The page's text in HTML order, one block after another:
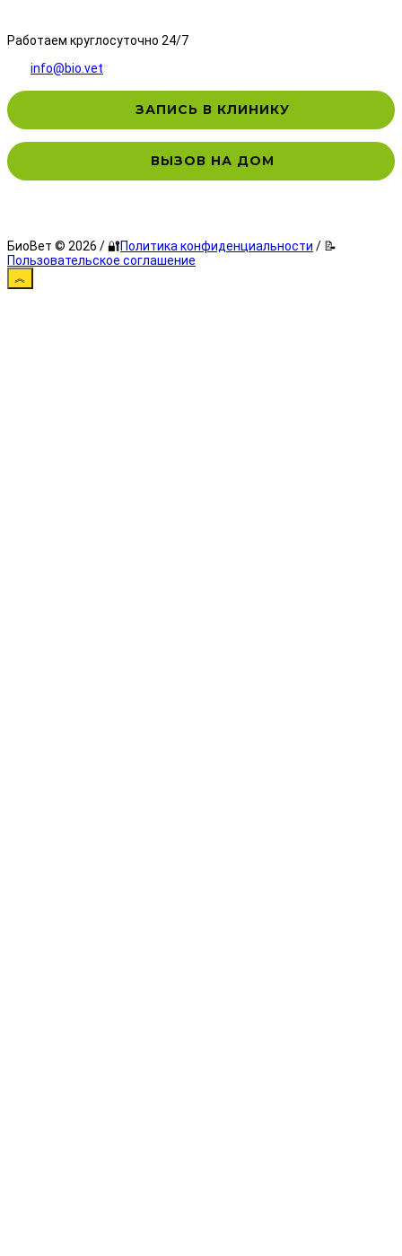
Работаем круглосуточно 24/7
info@bio.vet
ЗАПИСЬ В КЛИНИКУ
ВЫЗОВ НА ДОМ
БиоВет © 2026 / 🔐Политика конфиденциальности / 📝
Пользовательское соглашение